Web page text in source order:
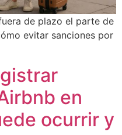
de plazo el parte de
evitar sanciones por
en
ocurrir y